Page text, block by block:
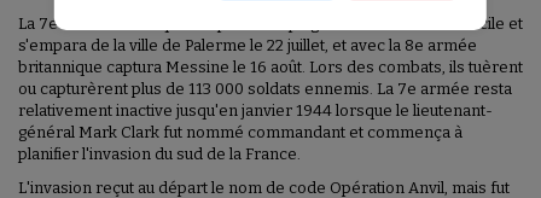
La 7e armée débarqua sur plusieurs plages dans le sud de la Sicile et
s'empara de la ville de Palerme le 22 juillet, et avec la 8e armée
britannique captura Messine le 16 août. Lors des combats, ils tuèrent
ou capturèrent plus de 113 000 soldats ennemis. La 7e armée resta
relativement inactive jusqu'en janvier 1944 lorsque le lieutenant-
général Mark Clark fut nommé commandant et commença à
planifier l'invasion du sud de la France.
L'invasion reçut au départ le nom de code Opération Anvil, mais fut